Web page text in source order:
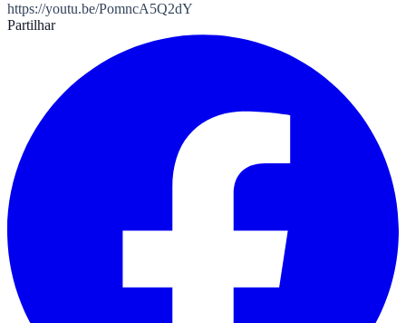
https://youtu.be/PomncA5Q2dY
Partilhar